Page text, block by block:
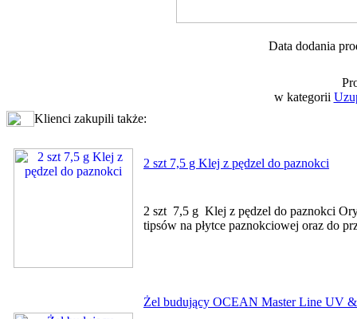
Data dodania
w kategorii
Klienci zakupili także:
2 szt 7,5 g Klej z pędzel do paznokci
2 szt 7,5 g Klej z pędzel do paznokci
tipsów na płytce paznokciowej oraz do
Żel budujący OCEAN Master Line UV